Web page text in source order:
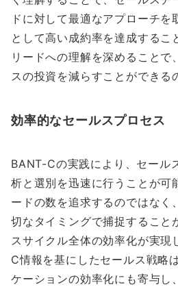
ドに対して最適なアプローチを
として高い成約率を達成するこ
リードへの理解を深めることで
スの投資を減らすことができる
効率的なセールスプロセス
BANT-Cの実践により、セール
析と選別を迅速に行うことが可
ードの数を追求するのではなく
切なタイミングで捕捉すること
スサイクル全体の効率化が実
C情報を基にしたセールス戦略
ケーションの効率化にも寄与し